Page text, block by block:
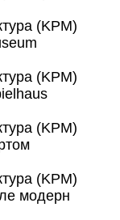
(KPM)
(KPM)
(KPM)
(KPM)
модерн